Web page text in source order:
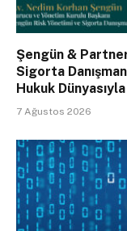
Şengün &
Sigorta
Hukuk
7 Ağustos 2026